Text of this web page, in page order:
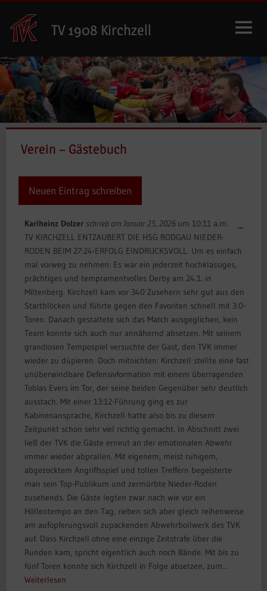
Inhalt
springen
TV 1908 Kirchzell
Verein – Gästebuch
Karlheinz Dolzer schrieb am Januar 25, 2026 um 10:11 a.m.
TV KIRCHZELL ENTZAUBERT DIE HSG RODGAU NIEDER-
RODEN BEIM 27:24-ERFOLG EINDRUCKSVOLL. Um es einfach
mal vorweg zu nehmen: Es war ein jederzeit hochklassiges,
prächtiges und tempramentvolles Derby am 24.1. in
Miltenberg. Kirchzell kam vor 340 Zusehern sehr gut aus den
Startblöcken und führte gegen den Favoriten schnell mit 3:0-
Toren. Danach gestaltete sich das Match ausgeglichen, kein
Team konnte sich auch nur annähernd absetzen. Mit seinem
grandiosen Tempospiel versuchte der Gast, den TVK immer
wieder zu düpieren. Doch mitnichten: Kirchzell stellte eine fast
unüberwindbare Defensivformation mit einem überragenden
Tobias Evers im Tor, der seine beiden Gegenüber sehr deutlich
ausstach. Mit einer 13:12-Führung ging es zur
Kabinenansprache, Kirchzell hatte also bis zu diesem
Zeitpunkt schon sehr viel richtig gemacht. In Abschnitt zwei
ließ der TVK die Gäste erneut an der emotionalen Abwehr
immer wieder abprallen. Mit eigenem, meist ruhigem,
abgezocktem Angriffsspiel und tollen Treffern begeisterte
man sein Top-Publikum und zermürbte Nieder-Roden
zusehends. Die Gäste legten zwar nach wie vor ein
Höllentempo an den Tag, rieben sich aber gleich reihenweise
am aufopferungsvoll zupackenden Abwehrbollwerk des TVK
auf. Dass Kirchzell ohne eine einzige Zeitstrafe über die
Runden kam, spricht eigentlich auch noch Bände. Mit bis zu
fünf Toren konnte sich Kirchzell in Folge absetzen, zum...
Weiterlesen
...Diese